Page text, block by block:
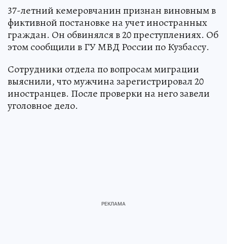
37-летний кемеровчанин признан виновным в
фиктивной постановке на учет иностранных
граждан. Он обвинялся в 20 преступлениях. Об
этом сообщили в ГУ МВД России по Кузбассу.
Сотрудники отдела по вопросам миграции
выяснили, что мужчина зарегистрировал 20
иностранцев. После проверки на него завели
уголовное дело.